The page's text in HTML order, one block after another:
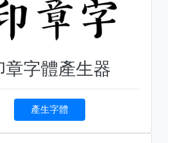
章字體產生器
產生字體